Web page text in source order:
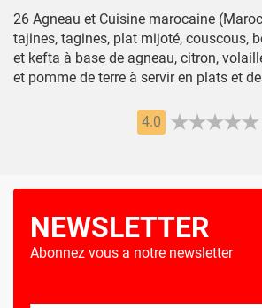
26 Agneau et Cuisine marocaine
tajines, tagines, plat mijoté, couscous,
et kefta à base de agneau, citron,
et pomme de terre à servir en plats et
4.0
NEWSLETTER
Abonnez vous a notre newsletter